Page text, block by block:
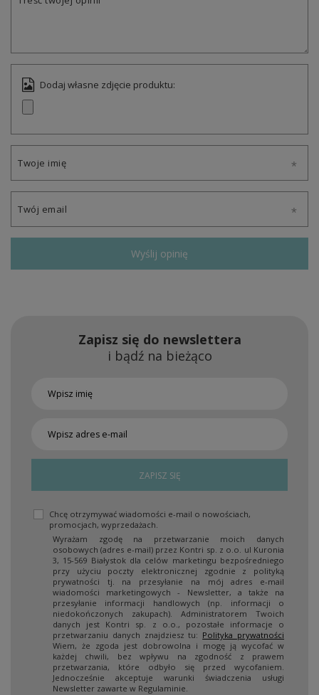
Dodaj własne zdjęcie produktu:
Twoje imię
Twój email
Wyślij opinię
Zapisz się do newslettera
i bądź na bieżąco
ZAPISZ SIĘ
Chcę otrzymywać wiadomości e-mail o nowościach,
promocjach, wyprzedażach.
Wyrażam zgodę na przetwarzanie moich danych
osobowych (adres e-mail) przez Kontri sp. z o.o. ul Kuronia
3, 15-569 Białystok dla celów marketingu bezpośredniego
przy użyciu poczty elektronicznej zgodnie z polityką
prywatności tj. na przesyłanie na mój adres e-mail
wiadomości marketingowych - Newsletter, a także na
przesyłanie informacji handlowych (np. informacji o
niedokończonych zakupach). Administratorem Twoich
danych jest Kontri sp. z o.o., pozostałe informacje o
przetwarzaniu danych znajdziesz tu: Polityka prywatności
Wiem, że zgoda jest dobrowolna i mogę ją wycofać w
każdej chwili, bez wpływu na zgodność z prawem
przetwarzania, które odbyło się przed wycofaniem.
Jednocześnie akceptuje warunki świadczenia usługi
Newsletter zawarte w Regulaminie.